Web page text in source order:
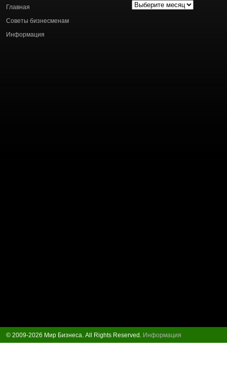
Главная
Советы бизнесменам
Информация
Архив
© 2009-2026 Мир Бизнеса. All Rights Reserved. Информация